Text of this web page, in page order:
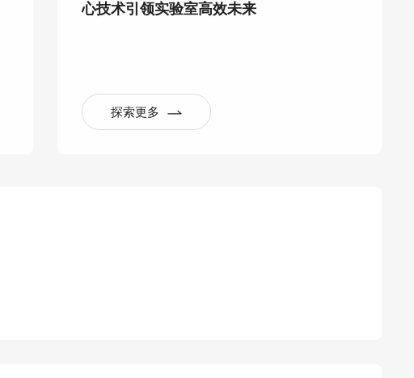
心技术引领实验室高效未来
探索更多